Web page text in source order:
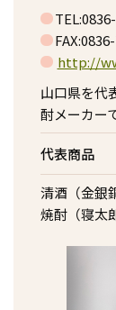
http://
山口県を代
酎メーカー
代表商品
清酒（金銀
焼酎（寝太